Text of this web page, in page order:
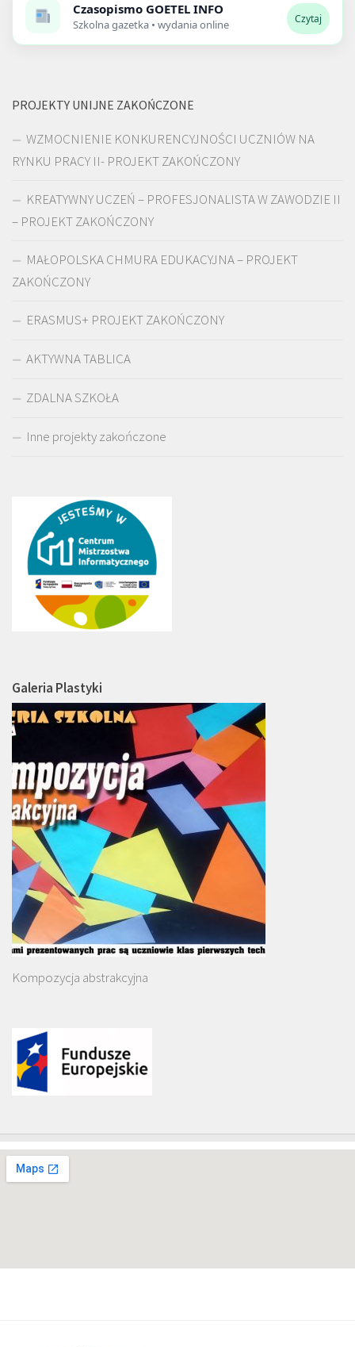
Czasopismo GOETEL INFO
Szkolna gazetka • wydania online Czytaj
PROJEKTY UNIJNE ZAKOŃCZONE
WZMOCNIENIE KONKURENCYJNOŚCI UCZNIÓW NA
RYNKU PRACY II- PROJEKT ZAKOŃCZONY
KREATYWNY UCZEŃ – PROFESJONALISTA W ZAWODZIE II
– PROJEKT ZAKOŃCZONY
MAŁOPOLSKA CHMURA EDUKACYJNA – PROJEKT
ZAKOŃCZONY
ERASMUS+ PROJEKT ZAKOŃCZONY
AKTYWNA TABLICA
ZDALNA SZKOŁA
Inne projekty zakończone
Galeria Plastyki
Kompozycja abstrakcyjna